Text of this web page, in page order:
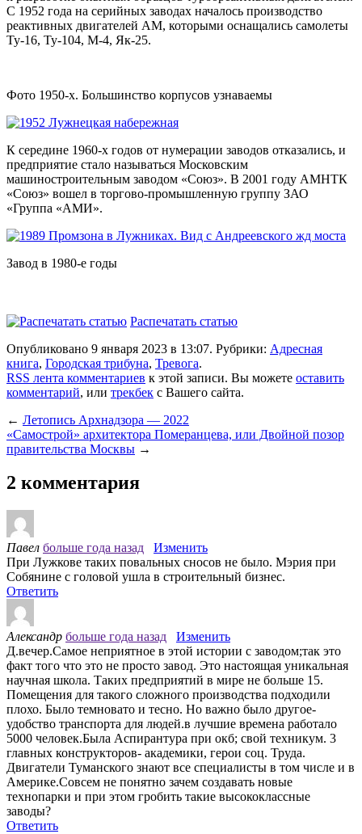
С 1952 года на серийных заводах началось производство
реактивных двигателей АМ, которыми оснащались самолеты
Ту-16, Ту-104, М-4, Як-25.
Фото 1950-х. Большинство корпусов узнаваемы
К середине 1960-х годов от нумерации заводов отказались, и
предприятие стало называться Московским
машиностроительным заводом «Союз». В 2001 году АМНТК
«Союз» вошел в торгово-промышленную группу ЗАО
«Группа «АМИ».
Завод в 1980-е годы
Распечатать статью
Опубликовано 9 января 2023 в 13:07. Рубрики: Адресная
книга, Городская трибуна, Тревога.
RSS лента комментариев к этой записи. Вы можете оставить
комментарий, или трекбек с Вашего сайта.
← Летопись Архнадзора — 2022
«Самострой» архитектора Померанцева, или Двойной позор
правительства Москвы →
2 комментария
Павел больше года назад
Изменить
При Лужкове таких повальных сносов не было. Мэрия при
Собянине с головой ушла в строительный бизнес.
Ответить
Александр больше года назад
Изменить
Д.вечер.Самое неприятное в этой истории с заводом;так это
факт того что это не просто завод. Это настоящая уникальная
научная школа. Таких предприятий в мире не больше 15.
Помещения для такого сложного производства подходили
плохо. Было темновато и тесно. Но важно было другое-
удобство транспорта для людей.в лучшие времена работало
5000 человек.Была Аспирантура при окб; свой техникум. 3
главных конструкторов- академики, герои соц. Труда.
Двигатели Туманского знают все специалисты в том числе и в
Америке.Совсем не понятно зачем создавать новые
технопарки и при этом гробить такие высококлассные
заводы?
Ответить